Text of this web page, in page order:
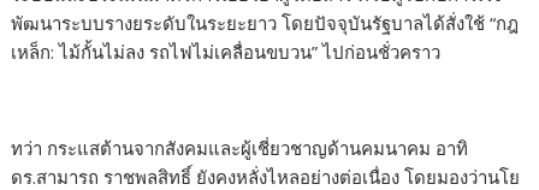
พัฒนาระบบรางยระดับในระยะยาว โดยปัจจุบันรัฐบาลได้สั่งใช้ “กฎ
เหล็ก: ไม้กั้นไม่ลง รถไฟไม่เคลื่อนขบวน” ไปก่อนชั่วคราว
ทว่า กระแสต้านจากสังคมและผู้เชี่ยวชาญด้านคมนาคม อาทิ
ดร.สามารถ ราชพลสิทธิ์ ยังคงหลั่งไหลอย่างต่อเนื่อง โดยมองว่านโย